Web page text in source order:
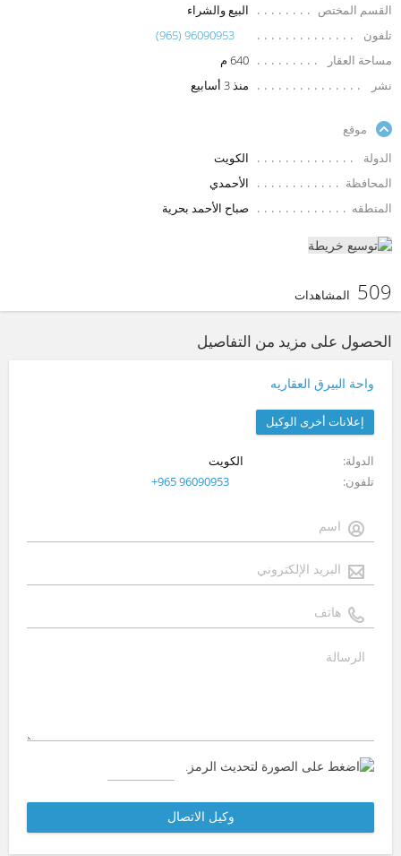
القسم المختص
البيع والشراء
تلفون
(965) 96090953
مساحة العقار
640 م
نشر
منذ 3 أسابيع
موقع
الدولة
الكويت
المحافظة
الأحمدي
المنطقه
صباح الأحمد بحرية
509 المشاهدات
الحصول على مزيد من التفاصيل
واحة البيرق العقاريه
إعلانات أخرى الوكيل
الدولة
الكويت
تلفون
+965 96090953